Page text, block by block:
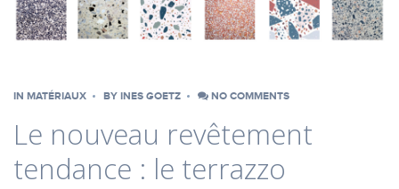
IN MATÉRIAUX BY INES GOETZ NO COMMENTS
Le nouveau revêtement
tendance : le terrazzo